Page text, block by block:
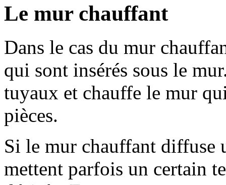
Le mur chauffant
Dans le cas du mur
qui sont insérés sous le
tuyaux et chauffe le mur
pièces.
Si le mur chauffant diffuse
mettent parfois un certain